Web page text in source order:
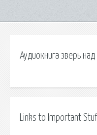
Аудиокнига зверь
Links to Important